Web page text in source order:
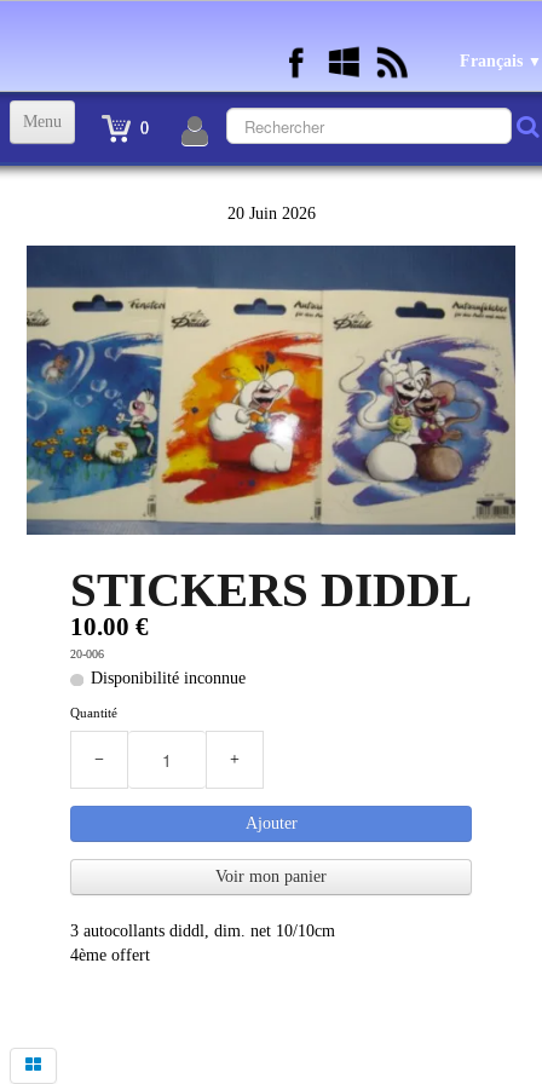
Français ▼
0
Menu
STATUETTES BD RESINE et PLOMB▼
ANDRE FRANQUIN OBJETS ET VETEMENTS▼
BECASSINE OU BETTY BOOP OBJETS ET VETEMENTS ▼
TEX AVERY OBJETS ET VETEMENTS ▼
WARNER OBJETS ET VETEMENTS▼
PLUS D'OBJETS ET VETEMENTS BD
IDEES CADEAUX ET PLUS
BYZANCE ▼
20 Juin 2026
STICKERS DIDDL
10.00 €
20-006
Disponibilité inconnue
Quantité
− +
Ajouter
Voir mon panier
3 autocollants diddl, dim. net 10/10cm
4ème offert